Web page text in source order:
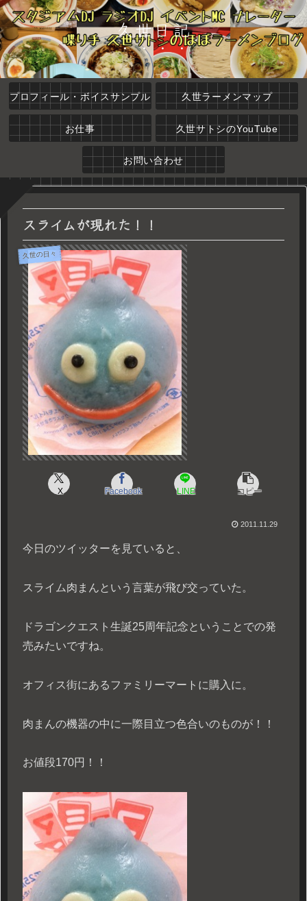
久世日記
プロフィール・ボイスサンプル 久世ラーメンマップ
お仕事 久世サトシのYouTube
お問い合わせ
スライムが現れた！！
久世の日々
X Facebook LINE コピー
2011.11.29
今日のツイッターを見ていると、
スライム肉まんという言葉が飛び交っていた。
ドラゴンクエスト生誕25周年記念ということでの発
売みたいですね。
オフィス街にあるファミリーマートに購入に。
肉まんの機器の中に一際目立つ色合いのものが！！
お値段170円！！